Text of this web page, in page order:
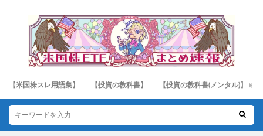
【米国株スレ用語集】 【投資の教科書】 【投資の教科書(メンタル)】